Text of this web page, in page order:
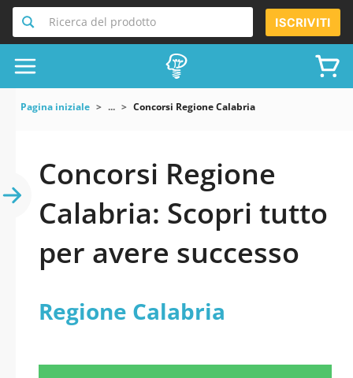
Ricerca del prodotto ISCRIVITI
Pagina iniziale ... Concorsi Regione Calabria
Concorsi Regione
Calabria: Scopri tutto
per avere successo
Regione Calabria